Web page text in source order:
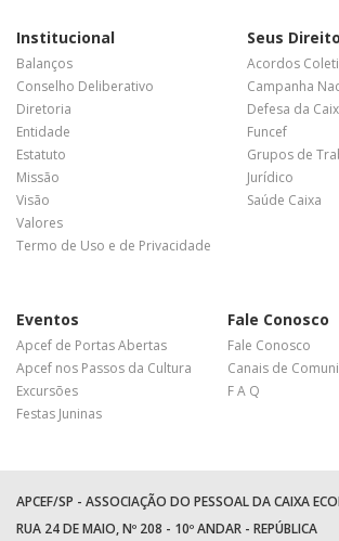
Institucional
Balanços
Conselho Deliberativo
Diretoria
Entidade
Estatuto
Missão
Visão
Valores
Termo de Uso e de Privacidade
Seus
Acordos
Campanha
Defesa da
Funcef
Grupos de
Jurídico
Saúde Caixa
Eventos
Apcef de Portas Abertas
Apcef nos Passos da Cultura
Excursões
Festas Juninas
Fale Conosco
Fale Conosco
Canais de
F A Q
APCEF/SP - ASSOCIAÇÃO DO PESSOAL DA CAIXA
RUA 24 DE MAIO, Nº 208 - 10º ANDAR - REPÚBLICA